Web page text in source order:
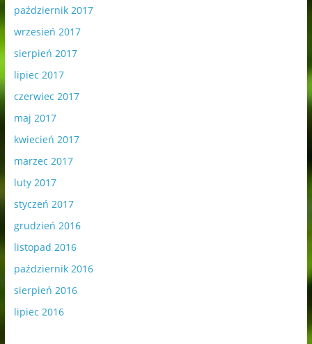
październik 2017
wrzesień 2017
sierpień 2017
lipiec 2017
czerwiec 2017
maj 2017
kwiecień 2017
marzec 2017
luty 2017
styczeń 2017
grudzień 2016
listopad 2016
październik 2016
sierpień 2016
lipiec 2016